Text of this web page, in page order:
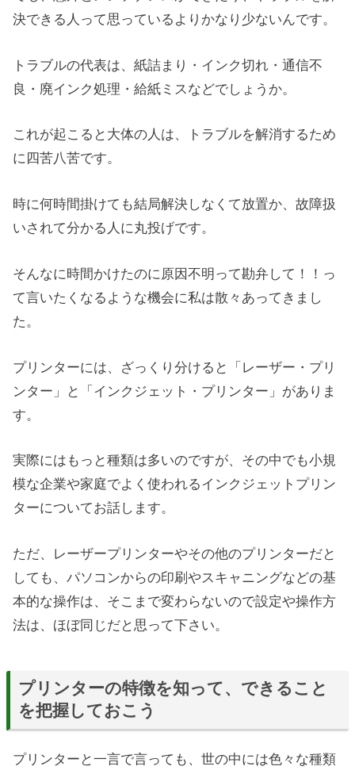
決できる人って思っているよりかなり少ないんです。
トラブルの代表は、紙詰まり・インク切れ・通信不
良・廃インク処理・給紙ミスなどでしょうか。
これが起こると大体の人は、トラブルを解消するため
に四苦八苦です。
時に何時間掛けても結局解決しなくて放置か、故障扱
いされて分かる人に丸投げです。
そんなに時間かけたのに原因不明って勘弁して！！っ
て言いたくなるような機会に私は散々あってきまし
た。
プリンターには、ざっくり分けると「レーザー・プリ
ンター」と「インクジェット・プリンター」がありま
す。
実際にはもっと種類は多いのですが、その中でも小規
模な企業や家庭でよく使われるインクジェットプリン
ターについてお話します。
ただ、レーザープリンターやその他のプリンターだと
しても、パソコンからの印刷やスキャニングなどの基
本的な操作は、そこまで変わらないので設定や操作方
法は、ほぼ同じだと思って下さい。
プリンターの特徴を知って、できること
を把握しておこう
プリンターと一言で言っても、世の中には色々な種類